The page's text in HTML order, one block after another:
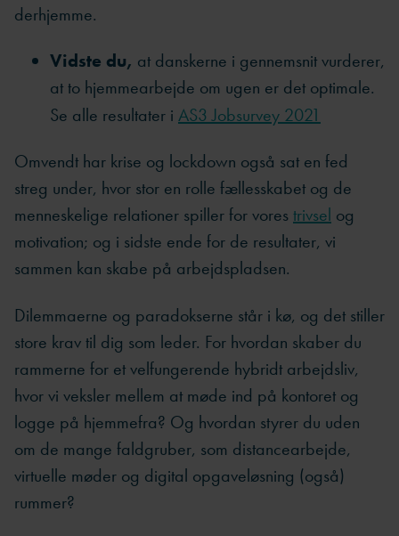
derhjemme.
Vidste du, at danskerne i gennemsnit vurderer,
at to hjemmearbejde om ugen er det optimale.
Se alle resultater i AS3 Jobsurvey 2021
Omvendt har krise og lockdown også sat en fed
streg under, hvor stor en rolle fællesskabet og de
menneskelige relationer spiller for vorestrivsel og
motivation; og i sidste ende for de resultater, vi
sammen kan skabe på arbejdspladsen.
Dilemmaerne og paradokserne står i kø, og det stiller
store krav til dig som leder. For hvordan skaber du
rammerne for et velfungerende hybridt arbejdsliv,
hvor vi veksler mellem at møde ind på kontoret og
logge på hjemmefra? Og hvordan styrer du uden
om de mange faldgruber, som distancearbejde,
virtuelle møder og digital opgaveløsning (også)
rummer?